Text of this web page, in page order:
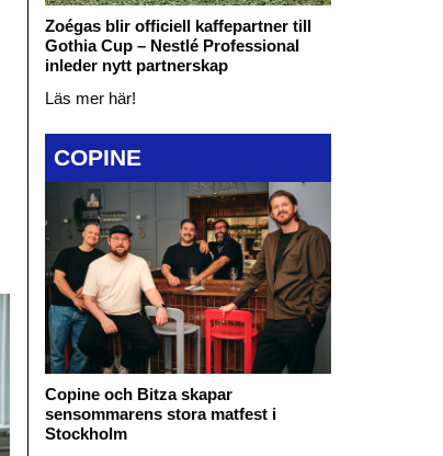
Zoégas blir officiell kaffepartner till
Gothia Cup – Nestlé Professional
inleder nytt partnerskap
Läs mer här!
COPINE
Copine och Bitza skapar
sensommarens stora matfest i
Stockholm